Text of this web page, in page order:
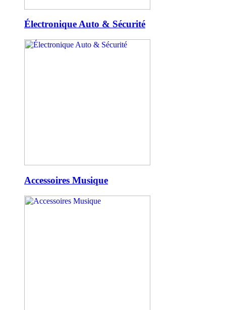
Électronique Auto & Sécurité
Accessoires Musique